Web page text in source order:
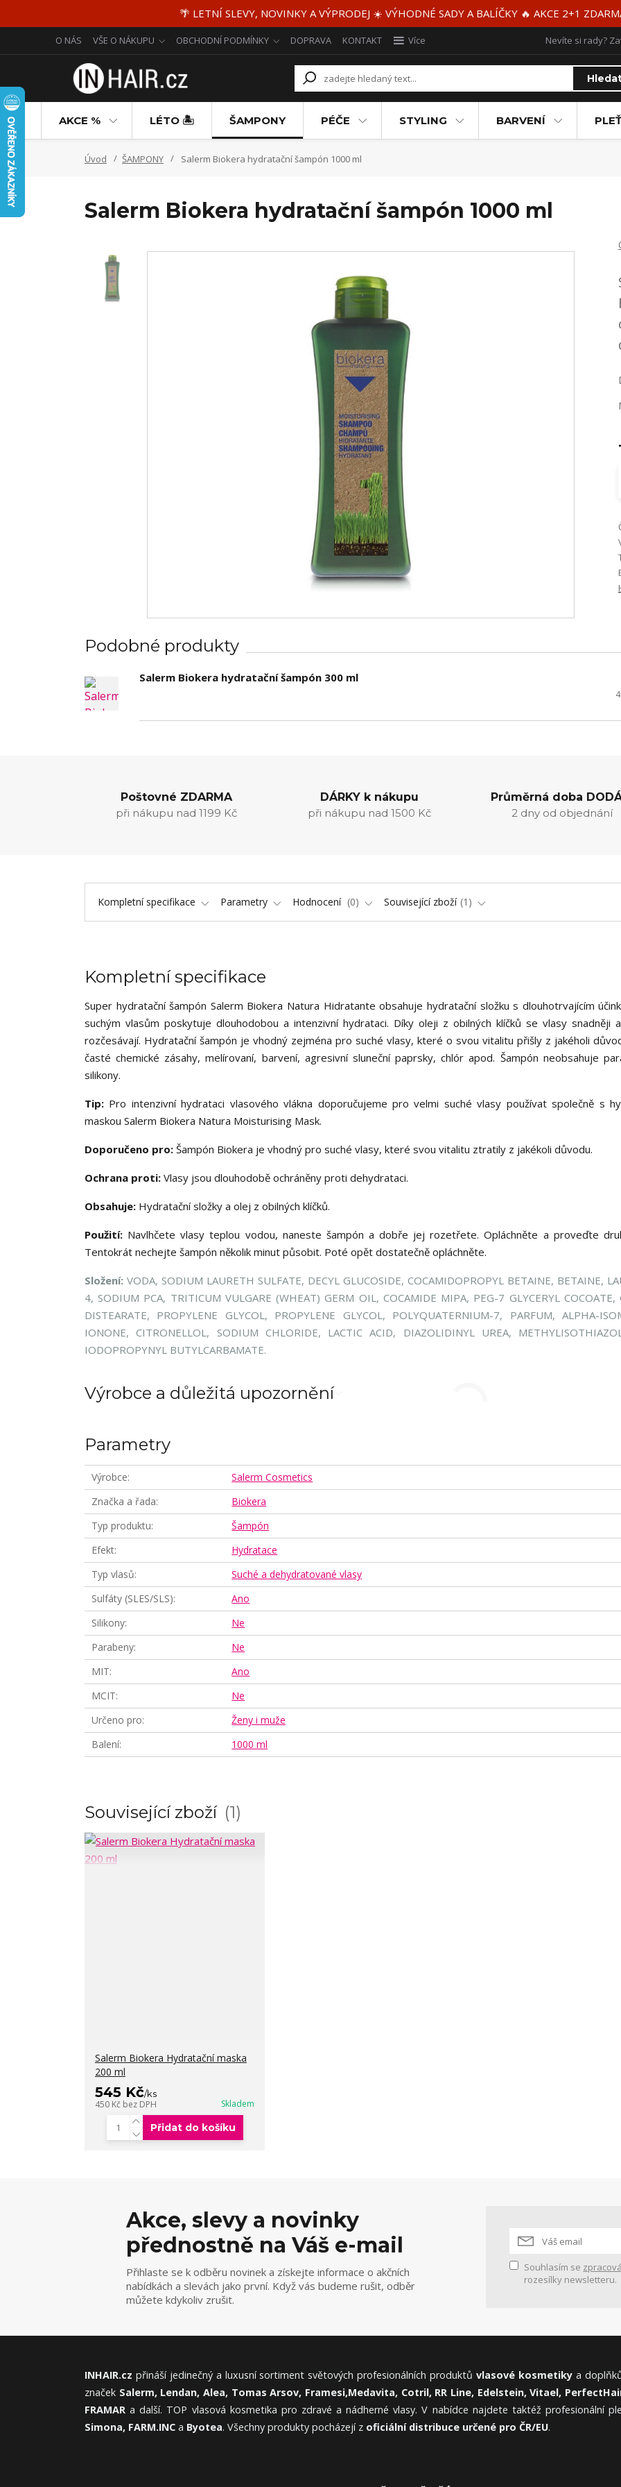
🌴 LETNÍ SLEVY, NOVINKY A VÝPRODEJ ☀️ VÝHODNÉ SADY A BALÍČKY 🔥 AKCE 2+1
O NÁS VŠE O NÁKUPU OBCHODNÍ PODMÍNKY DOPRAVA KONTAKT Více Nevíte si rady?
AKCE % LÉTO 🏝️ ŠAMPONY PÉČE STYLING BARVENÍ
Úvod ŠAMPONY Salerm Biokera hydratační šampón 1000 ml
Salerm Biokera hydratační šampón 1000 ml
Podobné produkty
Salerm Biokera hydratační šampón 300 ml
Poštovné ZDARMA
při nákupu nad 1199 Kč
DÁRKY k nákupu
při nákupu nad 1500 Kč
Průměrná doba
2 dny od objednání
Kompletní specifikace Parametry Hodnocení 0 Související zboží 1
Kompletní specifikace
Super hydratační šampón Salerm Biokera Natura Hidratante obsahuje hydratační složku s dlouhotrvajícím
suchým vlasům poskytuje dlouhodobou a intenzivní hydrataci. Díky oleji z obilných klíčků se vlasy snadněji
rozčesávají. Hydratační šampón je vhodný zejména pro suché vlasy, které o svou vitalitu přišly z jakéholi
časté chemické zásahy, melírovaní, barvení, agresivní sluneční paprsky, chlór apod. Šampón neobsahuje
silikony.
Tip: Pro intenzivní hydrataci vlasového vlákna doporučujeme pro velmi suché vlasy používat společně s
maskou Salerm Biokera Natura Moisturising Mask.
Doporučeno pro: Šampón Biokera je vhodný pro suché vlasy, které svou vitalitu ztratily z jakékoli důvodu.
Ochrana proti: Vlasy jsou dlouhodobě ochráněny proti dehydrataci.
Obsahuje: Hydratační složky a olej z obilných klíčků.
Použití: Navlhčete vlasy teplou vodou, naneste šampón a dobře jej rozetřete. Opláchněte a proveďte
Tentokrát nechejte šampón několik minut působit. Poté opět dostatečně opláchněte.
Složení: VODA, SODIUM LAURETH SULFATE, DECYL GLUCOSIDE, COCAMIDOPROPYL BETAINE, BETAINE,
4, SODIUM PCA, TRITICUM VULGARE (WHEAT) GERM OIL, COCAMIDE MIPA, PEG-7 GLYCERYL COCOATE,
DISTEARATE, PROPYLENE GLYCOL, PROPYLENE GLYCOL, POLYQUATERNIUM-7, PARFUM, ALPHA-
IONONE, CITRONELLOL, SODIUM CHLORIDE, LACTIC ACID, DIAZOLIDINYL UREA,
IODOPROPYNYL BUTYLCARBAMATE.
Výrobce a důležitá upozornění
Parametry
Výrobce
Salerm Cosmetics
Značka a řada
Biokera
Typ produktu
Šampón
Efekt
Hydratace
Typ vlasů
Suché a dehydratované vlasy
Sulfáty (SLES/SLS)
Ano
Silikony
Ne
Parabeny
Ne
MIT
Ano
MCIT
Ne
Určeno pro
Ženy i muže
Balení
1000 ml
Související zboží 1
Salerm Biokera Hydratační maska
200 ml
545 Kč/ks
450 Kč bez DPH Skladem
Přidat do košíku
Akce, slevy a novinky
přednostně na Váš e-mail
Přihlaste se k odběru novinek a získejte informace o akčních
nabídkách a slevách jako první. Když vás budeme rušit, odběr
můžete kdykoliv zrušit.
Souhlasím se
rozesílky newsletteru.
INHAIR.cz přináší jedinečný a luxusní sortiment světových profesionálních produktů vlasové kosmetikya
značek Salerm, Lendan, Alea, Tomas Arsov, Framesi,Medavita, Cotril, RR Line, Edelstein, Vitael,
FRAMAR a další. TOP vlasová kosmetika pro zdravé a nádherné vlasy. V nabídce najdete taktéž profesionální
Simona, FARM.INC a Byotea. Všechny produkty pocházejí z oficiální distribuce určené pro ČR/EU.